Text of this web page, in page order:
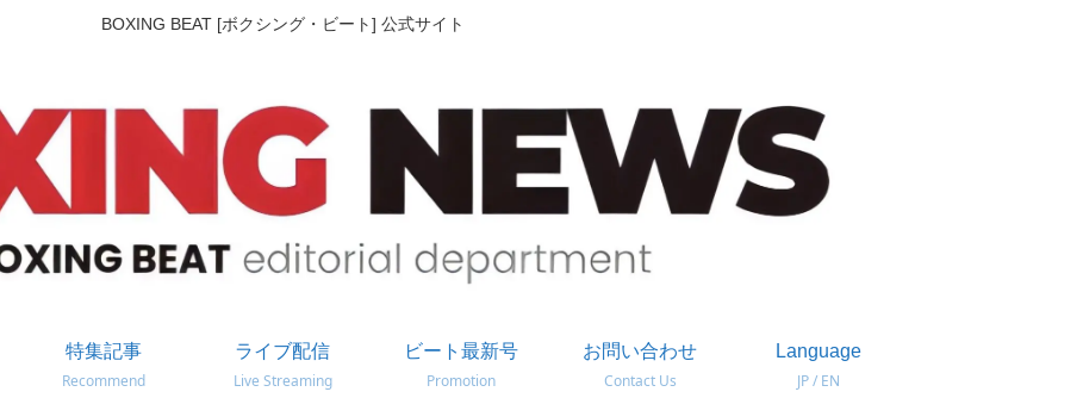
BOXING BEAT [ボクシング・ビート] 公式サイト
特集記事
Recommend
ライブ配信
Live Streaming
ビート最新号
Promotion
お問い合わせ
Contact Us
Language
JP / EN